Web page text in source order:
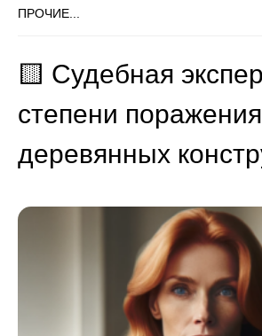
ПРОЧИЕ...
🟨 Судебная
степени
деревянных